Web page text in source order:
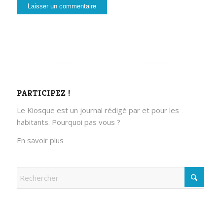
PARTICIPEZ !
Le Kiosque est un journal rédigé par et pour les
habitants. Pourquoi pas vous ?
En savoir plus